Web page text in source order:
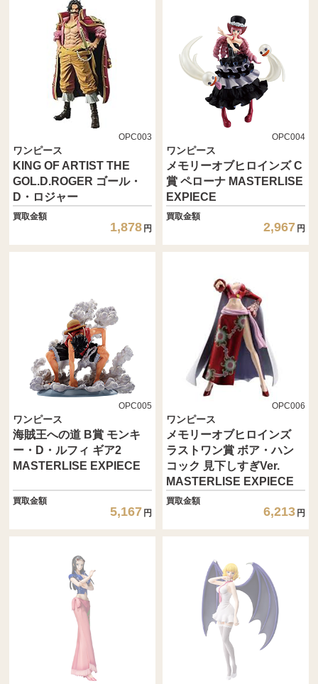
OPC003
ワンピース
KING OF ARTIST THE
GOL.D.ROGER ゴール・
D・ロジャー
買取金額
1,878 円
OPC004
ワンピース
メモリーオブヒロインズ C
賞 ペローナ MASTERLISE
EXPIECE
買取金額
2,967 円
OPC005
ワンピース
海賊王への道 B賞 モンキ
ー・D・ルフィ ギア2
MASTERLISE EXPIECE
買取金額
5,167 円
OPC006
ワンピース
メモリーオブヒロインズ
ラストワン賞 ボア・ハン
コック 見下しすぎVer.
MASTERLISE EXPIECE
買取金額
6,213 円